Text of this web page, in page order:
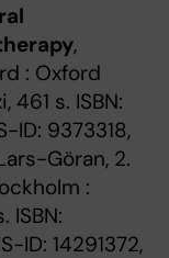
,
: Oxford
s. ISBN:
ID: 9373318,
Göran, 2.
:
ISBN:
ID: 14291372,